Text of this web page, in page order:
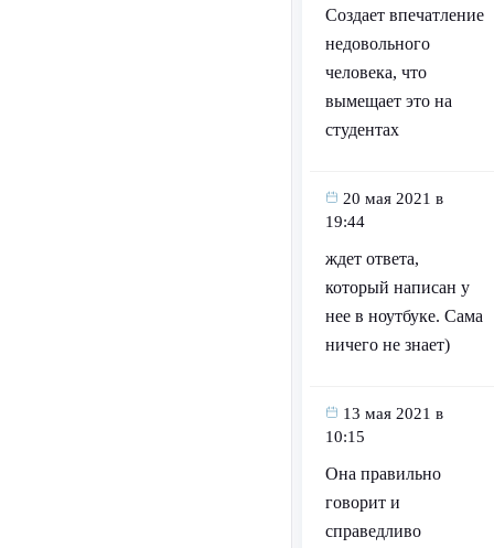
Создает впечатление
недовольного
человека, что
вымещает это на
студентах
20 мая 2021 в
19:44
ждет ответа,
который написан у
нее в ноутбуке. Сама
ничего не знает)
13 мая 2021 в
10:15
Она правильно
говорит и
справедливо